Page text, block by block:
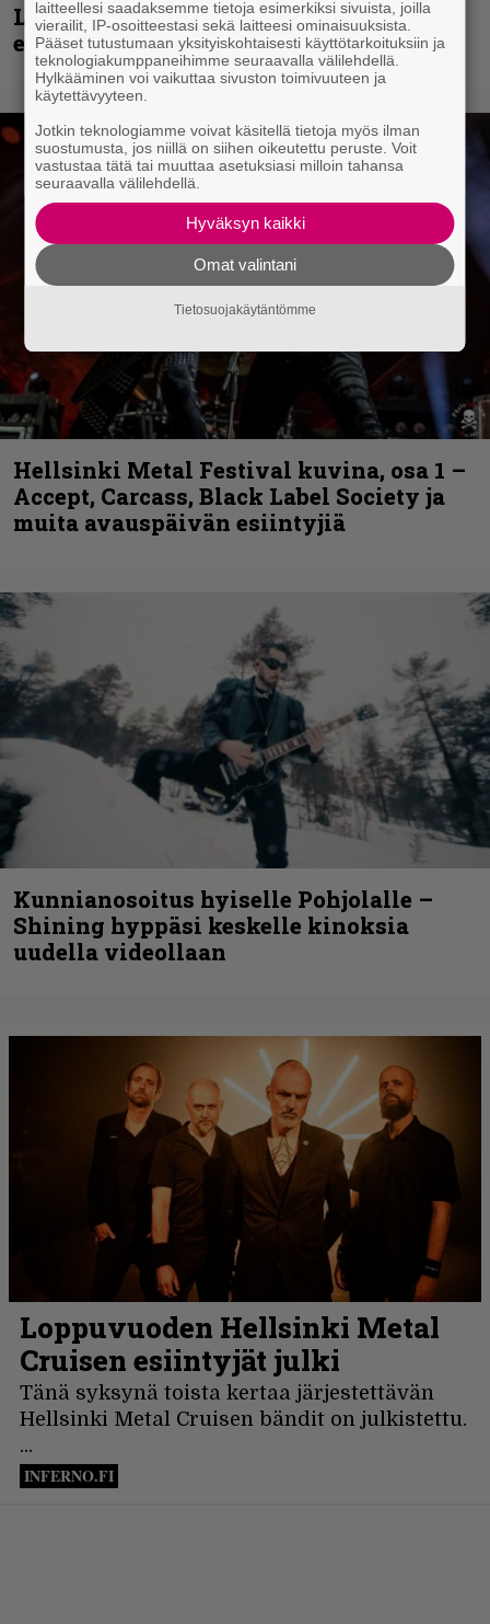
Loppuvuoden Hellsinki Metal Cruisen
esiintyjät julki
Hellsinki Metal Festival kuvina, osa 1 –
Accept, Carcass, Black Label Society ja
muita avauspäivän esiintyjiä
Kunnianosoitus hyiselle Pohjolalle –
Shining hyppäsi keskelle kinoksia
uudella videollaan
laitteellesi saadaksemme tietoja esimerkiksi sivuista, joilla
vierailit, IP-osoitteestasi sekä laitteesi ominaisuuksista.
Pääset tutustumaan yksityiskohtaisesti käyttötarkoituksiin ja
teknologiakumppaneihimme seuraavalla välilehdellä.
Hylkääminen voi vaikuttaa sivuston toimivuuteen ja
käytettävyyteen.
Jotkin teknologiamme voivat käsitellä tietoja myös ilman
suostumusta, jos niillä on siihen oikeutettu peruste. Voit
vastustaa tätä tai muuttaa asetuksiasi milloin tahansa
seuraavalla välilehdellä.
Hyväksyn kaikki
Omat valintani
Tietosuojakäytäntömme